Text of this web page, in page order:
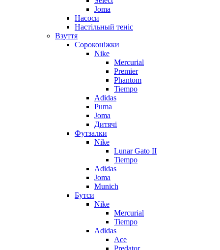
Joma
Насоси
Настільный теніс
Взуття
Сороконіжки
Nike
Mercurial
Premier
Phantom
Tiempo
Adidas
Puma
Joma
Дитячі
Футзалки
Nike
Lunar Gato II
Tiempo
Adidas
Joma
Munich
Бутси
Nike
Mercurial
Tiempo
Adidas
Ace
Predator